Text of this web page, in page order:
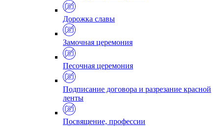
Дорожка славы
Замочная церемония
Песочная церемония
Подписание договора и разрезание красной
ленты
Посвящение, профессии